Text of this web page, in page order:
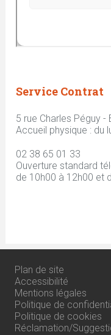
Service Contrat
5 rue Charles Péguy -
Accueil physique : du
02 38 65 01 33
Ouverture standard
de 10h00 à 12h00 et
Plan de site
Accessibilité
Mentions légales
Politique de
Politique de cookies
Réclamation/